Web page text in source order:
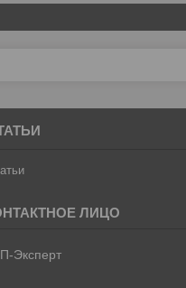
Эксперт